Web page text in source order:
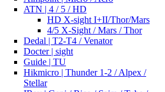
ATN | 4 / 5 / HD
HD X-sight I+II/Thor/Mars
4/5 X-Sight / Mars / Thor
Dedal | T2-T4 / Venator
Docter | sight
Guide | TU
Hikmicro | Thunder 1-2 / Alpex /
Stellar